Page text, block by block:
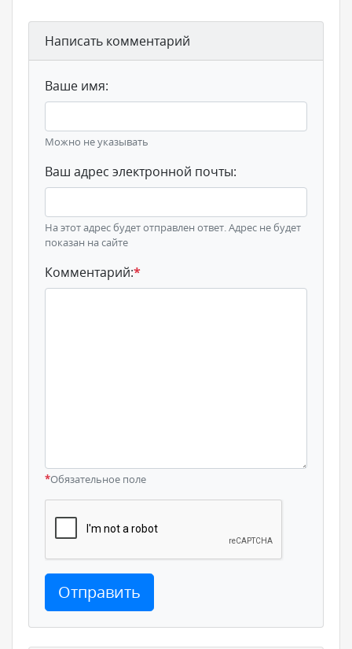
Написать комментарий
Ваше имя:
Можно не указывать
Ваш адрес электронной почты:
На этот адрес будет отправлен ответ. Адрес не будет
показан на сайте
Комментарий:*
*Обязательное поле
Отправить